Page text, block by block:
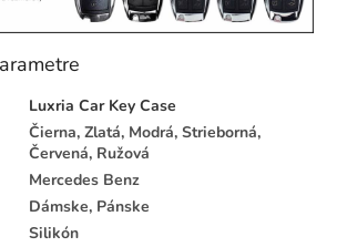
Luxria Car Key Case
Čierna, Zlatá, Modrá, Strieborná,
Červená, Ružová
Mercedes Benz
Dámske, Pánske
Silikón